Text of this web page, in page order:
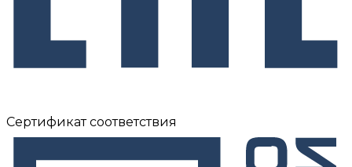
Сертификат соответствия